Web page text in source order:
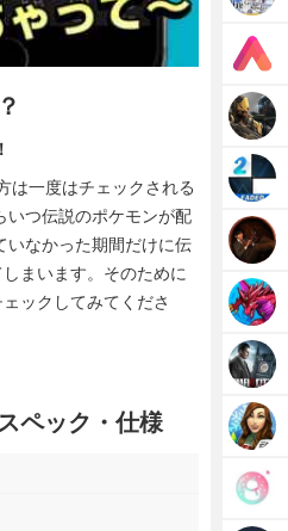
は一度はチェックされる
いつ伝説のポケモンが配
いなかった期間だけに伝
まいます。そのために
ックしてみてくださ
ペック・仕様